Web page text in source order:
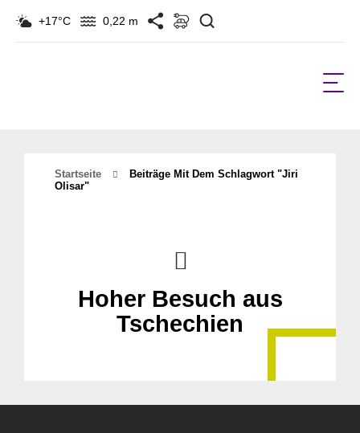
+17°C 0,22 m
Startseite
Beiträge Mit Dem Schlagwort "Jiri
Olisar"
Hoher Besuch aus
Tschechien